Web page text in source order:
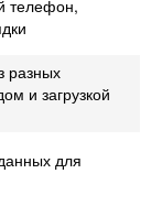
телефон,
разных
и загрузкой
для